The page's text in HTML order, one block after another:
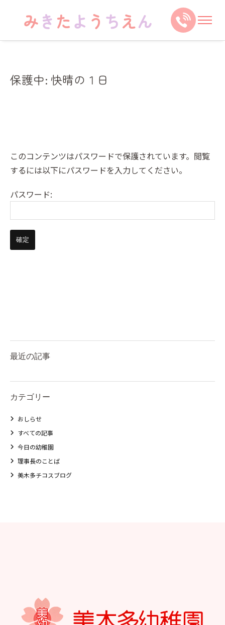
保護中: 快晴の１日
このコンテンツはパスワードで保護されています。閲覧
するには以下にパスワードを入力してください。
パスワード:
最近の記事
カテゴリー
おしらせ
すべての記事
今日の幼稚園
理事長のことば
美木多チコスブログ